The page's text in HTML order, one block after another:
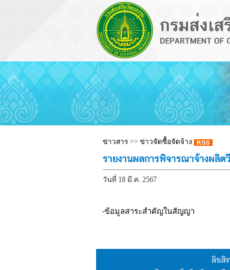
ข่าวสาร >> ข่าวจัดซื้อจัดจ้าง
รายงานผลการพิจารณาจ้างผลิ
วันที่ 18 มี.ค. 2567
-ข้อมูลสาระสำคัญในสัญญา
ลิขสิ